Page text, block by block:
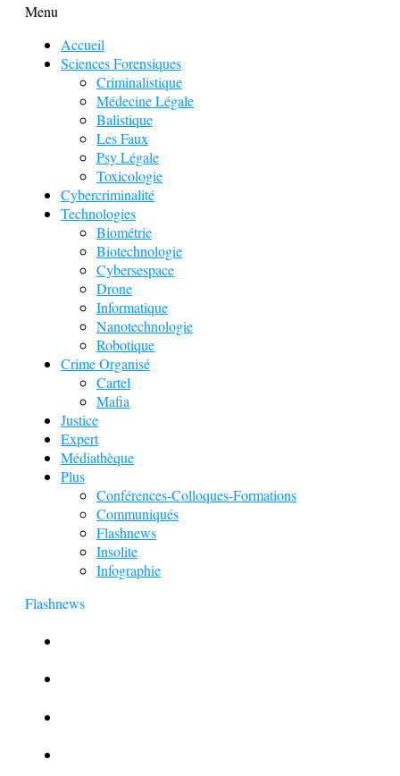
Menu
Accueil
Sciences Forensiques
Criminalistique
Médecine Légale
Balistique
Les Faux
Psy Légale
Toxicologie
Cybercriminalité
Technologies
Biométrie
Biotechnologie
Cybersespace
Drone
Informatique
Nanotechnologie
Robotique
Crime Organisé
Cartel
Mafia
Justice
Expert
Médiathèque
Plus
Conférences-Colloques-Formations
Communiqués
Flashnews
Insolite
Infographie
Flashnews